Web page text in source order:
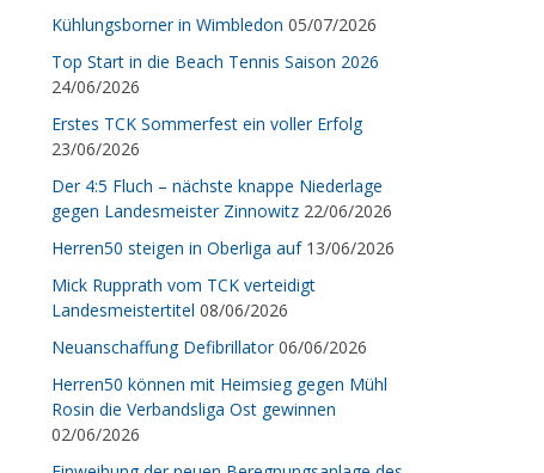
Kühlungsborner in Wimbledon 05/07/2026
Top Start in die Beach Tennis Saison 2026
24/06/2026
Erstes TCK Sommerfest ein voller Erfolg
23/06/2026
Der 4:5 Fluch – nächste knappe Niederlage
gegen Landesmeister Zinnowitz 22/06/2026
Herren50 steigen in Oberliga auf 13/06/2026
Mick Rupprath vom TCK verteidigt
Landesmeistertitel 08/06/2026
Neuanschaffung Defibrillator 06/06/2026
Herren50 können mit Heimsieg gegen Mühl
Rosin die Verbandsliga Ost gewinnen
02/06/2026